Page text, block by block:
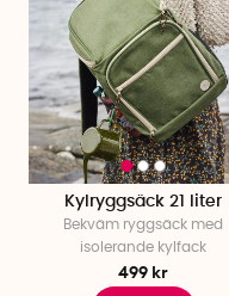
Kylryggsäck 21 liter
Bekväm ryggsäck med
isolerande kylfack
499 kr